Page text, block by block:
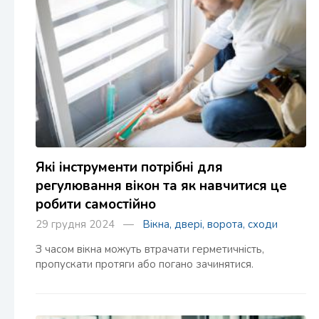
Які інструменти потрібні для
регулювання вікон та як навчитися це
робити самостійно
29 грудня 2024 — Вікна, двері, ворота, сходи
З часом вікна можуть втрачати герметичність,
пропускати протяги або погано зачинятися.